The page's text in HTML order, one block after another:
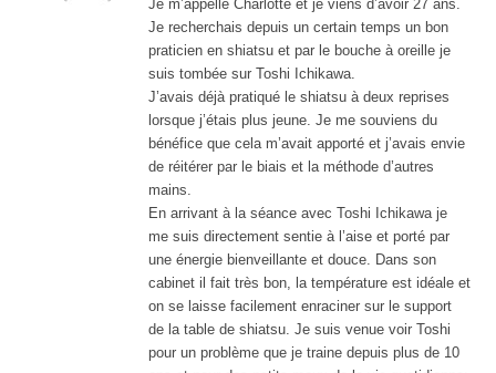
Je m’appelle Charlotte et je viens d’avoir 27 ans.
Je recherchais depuis un certain temps un bon
praticien en shiatsu et par le bouche à oreille je
suis tombée sur Toshi Ichikawa.
J’avais déjà pratiqué le shiatsu à deux reprises
lorsque j’étais plus jeune. Je me souviens du
bénéfice que cela m’avait apporté et j’avais envie
de réitérer par le biais et la méthode d’autres
mains.
En arrivant à la séance avec Toshi Ichikawa je
me suis directement sentie à l’aise et porté par
une énergie bienveillante et douce. Dans son
cabinet il fait très bon, la température est idéale et
on se laisse facilement enraciner sur le support
de la table de shiatsu. Je suis venue voir Toshi
pour un problème que je traine depuis plus de 10